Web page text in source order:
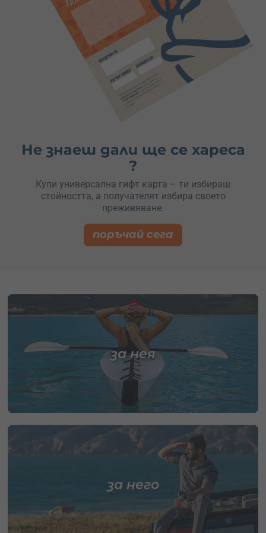
Не знаеш дали ще се хареса
?
Купи универсална гифт карта – ти избираш
стойността, а получателят избира своето
преживяване.
поръчай сега
за нея
за него